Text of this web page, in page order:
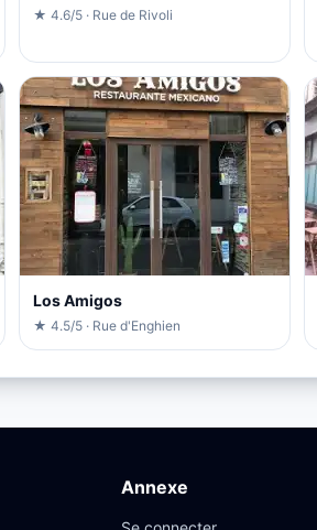
★ 4.6/5 · Rue de Rivoli
Los Amigos
★ 4.5/5 · Rue d'Enghien
Annexe